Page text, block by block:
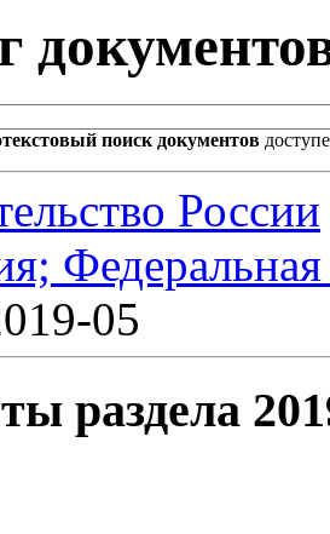
поиск документов
России
05
раздела